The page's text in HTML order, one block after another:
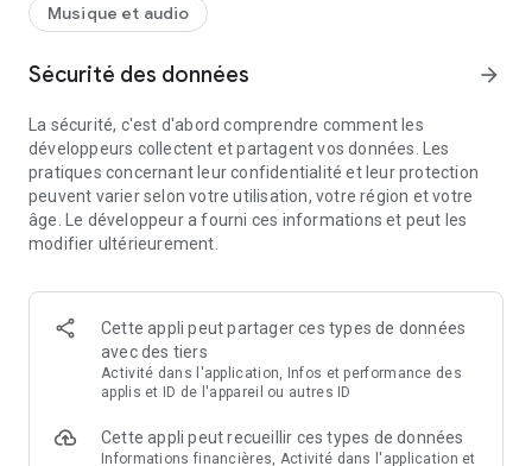
En ajoutant de nouvelles stations chaque jour et en mettant à
jour celles qui ne fonctionnent plus, nous espérons vous offrir
ultérieure.
Ne vous inquiétez pas: la radio continuera de fonctionner,
même si votre téléphone se met en veille.
Plus de fonctionnalités à venir bientôt.
Beaucoup d'amour,
Radio Garden
Musique et audio
Sécurité des données arrow_forward
La sécurité, c'est d'abord comprendre comment les
développeurs collectent et partagent vos données. Les
pratiques concernant leur confidentialité et leur protection
peuvent varier selon votre utilisation, votre région et votre
âge. Le développeur a fourni ces informations et peut les
modifier ultérieurement.
Cette appli peut partager ces types de données
avec des tiers
Activité dans l'application, Infos et performance des
applis et ID de l'appareil ou autres ID
Cette appli peut recueillir ces types de données
Informations financières, Activité dans l'application et